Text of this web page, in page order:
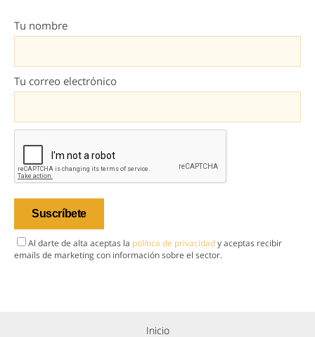
Tu nombre
Tu correo electrónico
Al darte de alta aceptas la política de privacidady aceptas recibir
emails de marketing con información sobre el sector.
Inicio